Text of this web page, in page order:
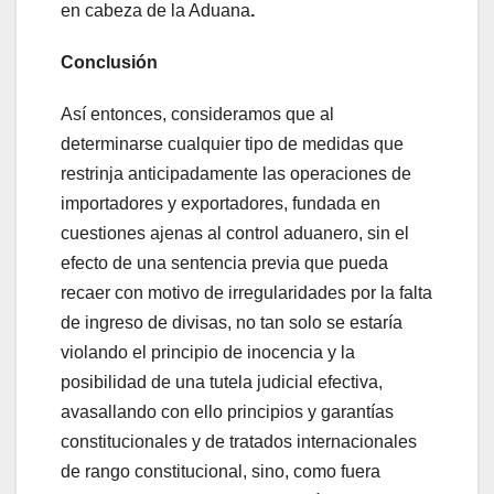
en cabeza de la Aduana.
Conclusión
Así entonces, consideramos que al
determinarse cualquier tipo de medidas que
restrinja anticipadamente las operaciones de
importadores y exportadores, fundada en
cuestiones ajenas al control aduanero, sin el
efecto de una sentencia previa que pueda
recaer con motivo de irregularidades por la falta
de ingreso de divisas, no tan solo se estaría
violando el principio de inocencia y la
posibilidad de una tutela judicial efectiva,
avasallando con ello principios y garantías
constitucionales y de tratados internacionales
de rango constitucional, sino, como fuera